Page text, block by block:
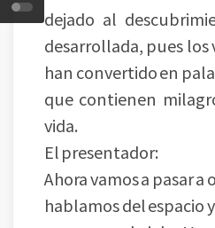
dejado al
desarrollada, pues los
han convertido en
que contienen
vida.
El presentador:
Ahora vamos a pasar
hablamos del espacio